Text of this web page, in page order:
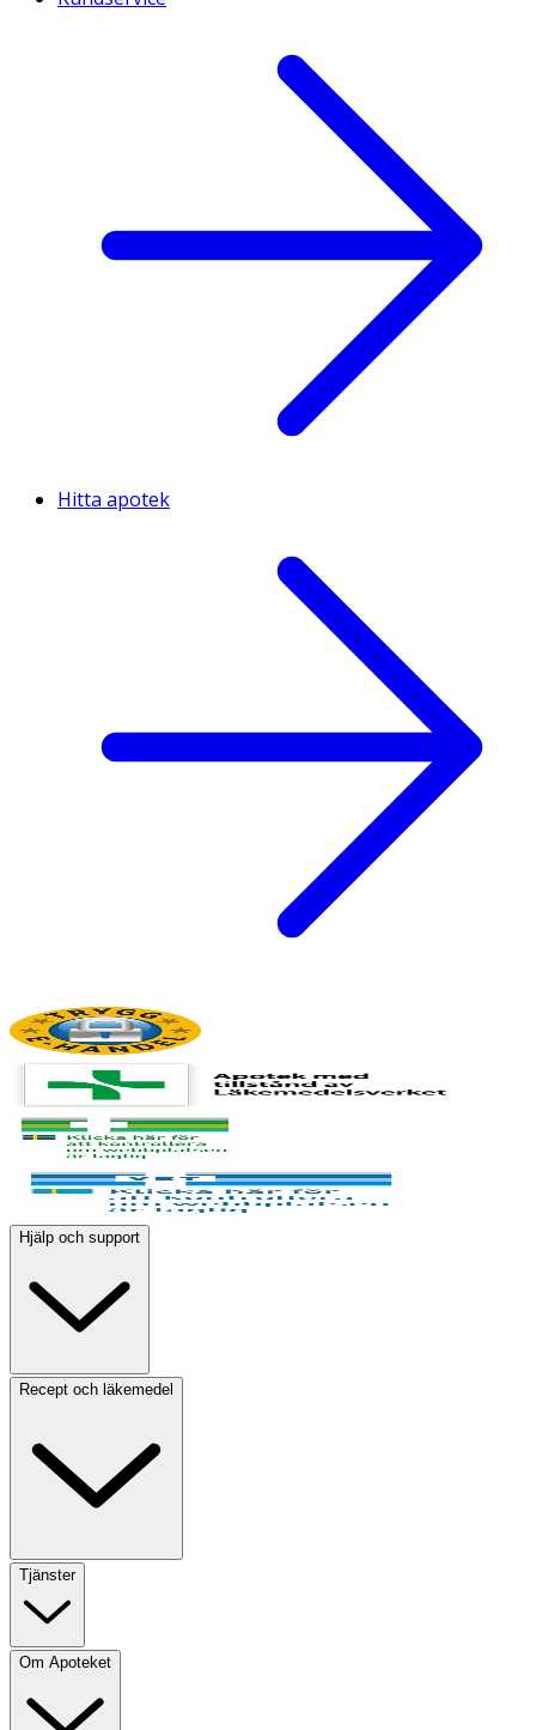
Hitta apotek
Hjälp och support
Recept och läkemedel
Tjänster
Om Apoteket